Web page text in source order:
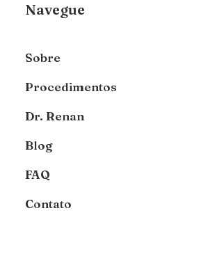
Navegue
Sobre
Procedimentos
Dr. Renan
Blog
FAQ
Contato